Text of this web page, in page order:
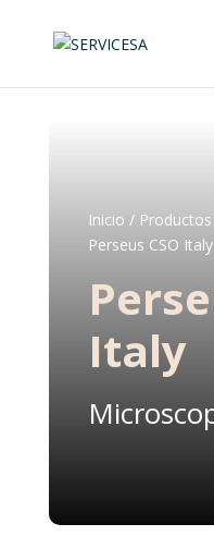
Inicio / Productos
Perseus CSO Italy
Italy